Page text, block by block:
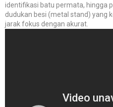
identifikasi batu permata, hingga
dudukan besi (metal stand) yang
jarak fokus dengan akurat.